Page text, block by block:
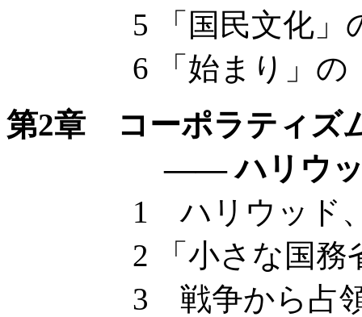
5 「国民文化」
6 「始まり」の「
第2章 コーポラティズ
—— ハリウッド
1 ハリウッド、
2 「小さな国務省
3 戦争から占